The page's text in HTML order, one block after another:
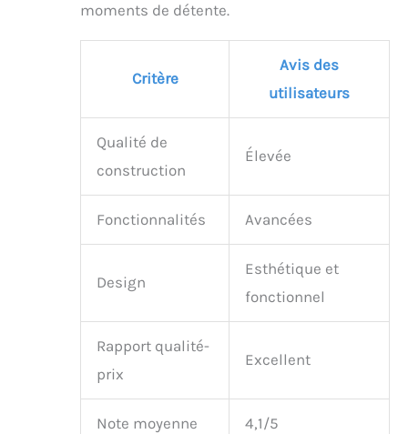
moments de détente.
Critère
Avis des
utilisateurs
Qualité de
construction
Élevée
Fonctionnalités Avancées
Design
Esthétique et
fonctionnel
Rapport qualité-
prix
Excellent
Note moyenne 4,1/5